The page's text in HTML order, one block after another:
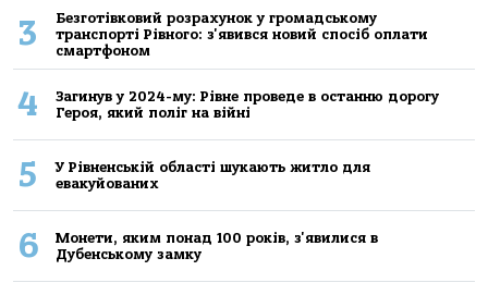
3
Безготівковий розрахунок у громадському
транспорті Рівного: з'явився новий спосіб оплати
смартфоном
4
Загинув у 2024-му: Рівне проведе в останню дорогу
Героя, який поліг на війні
5
У Рівненській області шукають житло для
евакуйованих
6
Монети, яким понад 100 років, з'явилися в
Дубенському замку